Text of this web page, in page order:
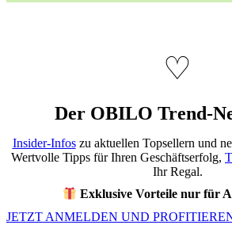
♡
Der OBILO Trend-
Insider-Infoszu aktuellen Topsellern und
Wertvolle Tipps für Ihren Geschäftserfolg,
Ihr Regal.
Exklusive Vorteile nur für
JETZT ANMELDEN UND